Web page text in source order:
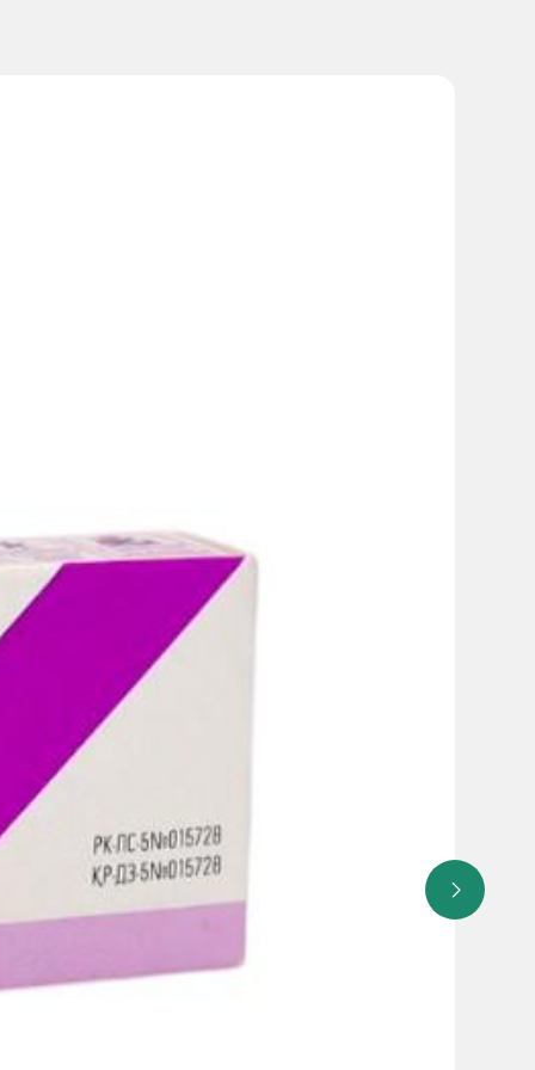
в организме - в связи с наличием сахара и
вызывает нарушения психомоторной функции и
с сахарным диабетом. При длительном
сердечно-сосудистой системы выявлено не было.
механизмами